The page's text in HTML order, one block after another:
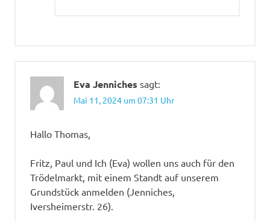
Eva Jenniches sagt:
Mai 11, 2024 um 07:31 Uhr
Hallo Thomas,
Fritz, Paul und Ich (Eva) wollen uns auch für den
Trödelmarkt, mit einem Standt auf unserem
Grundstück anmelden (Jenniches,
Iversheimerstr. 26).